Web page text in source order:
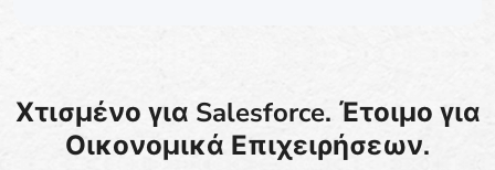
Χτισμένο για Salesforce. Έτοιμο για
Οικονομικά Επιχειρήσεων.